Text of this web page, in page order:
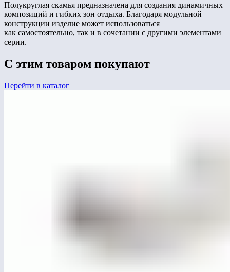
Полукруглая скамья предназначена для создания динамичных
композиций и гибких зон отдыха. Благодаря модульной
конструкции изделие может использоваться
как самостоятельно, так и в сочетании с другими элементами
серии.
С этим товаром покупают
Перейти в каталог